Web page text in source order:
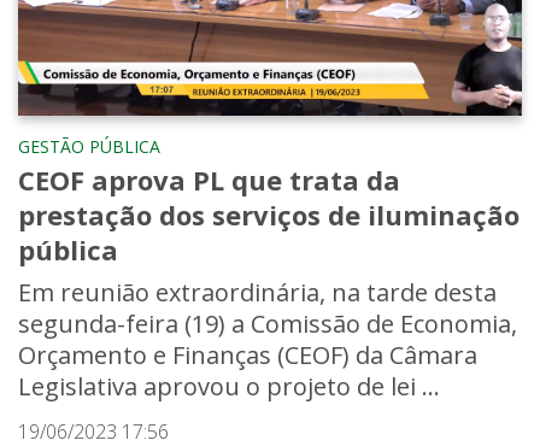
GESTÃO PÚBLICA
CEOF aprova PL que trata da
prestação dos serviços de iluminação
pública
Em reunião extraordinária, na tarde desta
segunda-feira (19) a Comissão de Economia,
Orçamento e Finanças (CEOF) da Câmara
Legislativa aprovou o projeto de lei ...
19/06/2023 17:56